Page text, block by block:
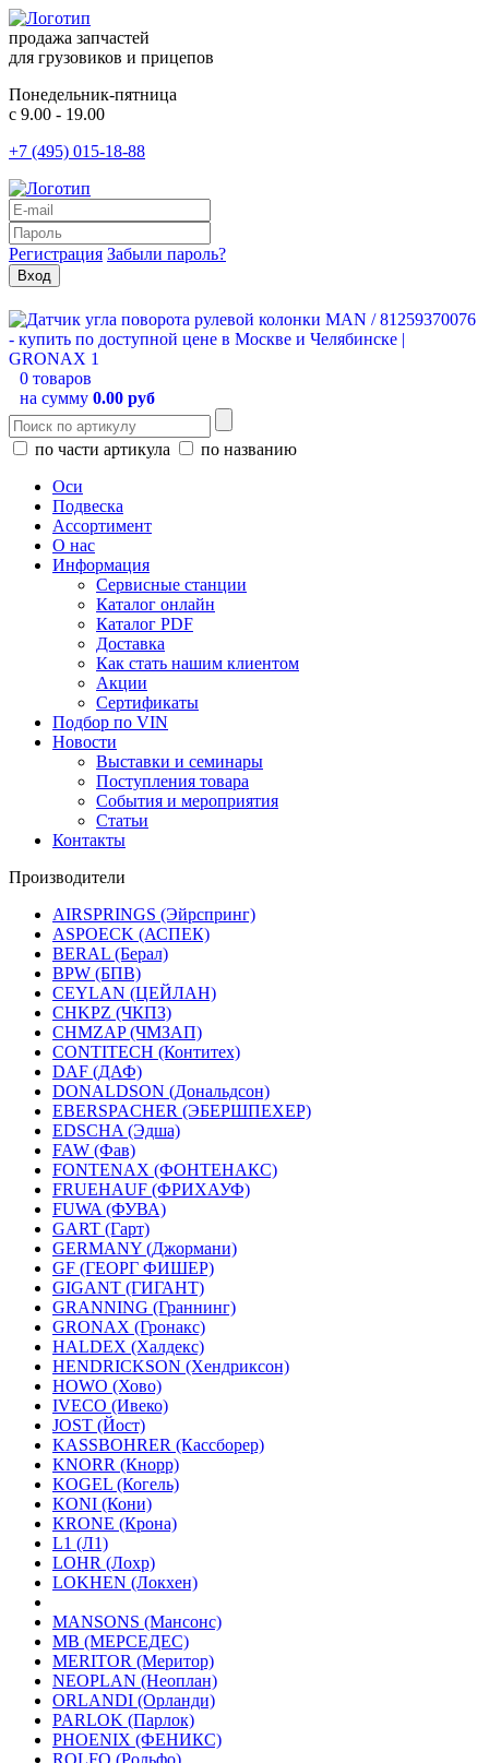
продажа запчастей
для грузовиков и прицепов
Понедельник-пятница
с 9.00 - 19.00
+7 (495) 015-18-88
Регистрация Забыли пароль?
0 товаров
на сумму 0.00 руб
по части артикула
по названию
Оси
Подвеска
Ассортимент
О нас
Информация
Сервисные станции
Каталог онлайн
Каталог PDF
Доставка
Как стать нашим клиентом
Акции
Сертификаты
Подбор по VIN
Новости
Выставки и семинары
Поступления товара
События и мероприятия
Статьи
Контакты
Производители
AIRSPRINGS (Эйрспринг)
ASPOECK (АСПЕК)
BERAL (Берал)
BPW (БПВ)
CEYLAN (ЦЕЙЛАН)
CHKPZ (ЧКПЗ)
CHMZAP (ЧМЗАП)
CONTITECH (Контитех)
DAF (ДАФ)
DONALDSON (Дональдсон)
EBERSPACHER (ЭБЕРШПЕХЕР)
EDSCHA (Эдша)
FAW (Фав)
FONTENAX (ФОНТЕНАКС)
FRUEHAUF (ФРИХАУФ)
FUWA (ФУВА)
GART (Гарт)
GERMANY (Джормани)
GF (ГЕОРГ ФИШЕР)
GIGANT (ГИГАНТ)
GRANNING (Граннинг)
GRONAX (Гронакс)
HALDEX (Халдекс)
HENDRICKSON (Хендриксон)
HOWO (Хово)
IVECO (Ивеко)
JOST (Йост)
KASSBOHRER (Касcборер)
KNORR (Кнорр)
KOGEL (Когель)
KONI (Кони)
KRONE (Крона)
L1 (Л1)
LOHR (Лохр)
LOKHEN (Локхен)
MANSONS (Мансонс)
MB (МЕРСЕДЕС)
MERITOR (Меритор)
NEOPLAN (Неоплан)
ORLANDI (Орланди)
PARLOK (Парлок)
PHOENIX (ФЕНИКС)
ROLFO (Рольфо)